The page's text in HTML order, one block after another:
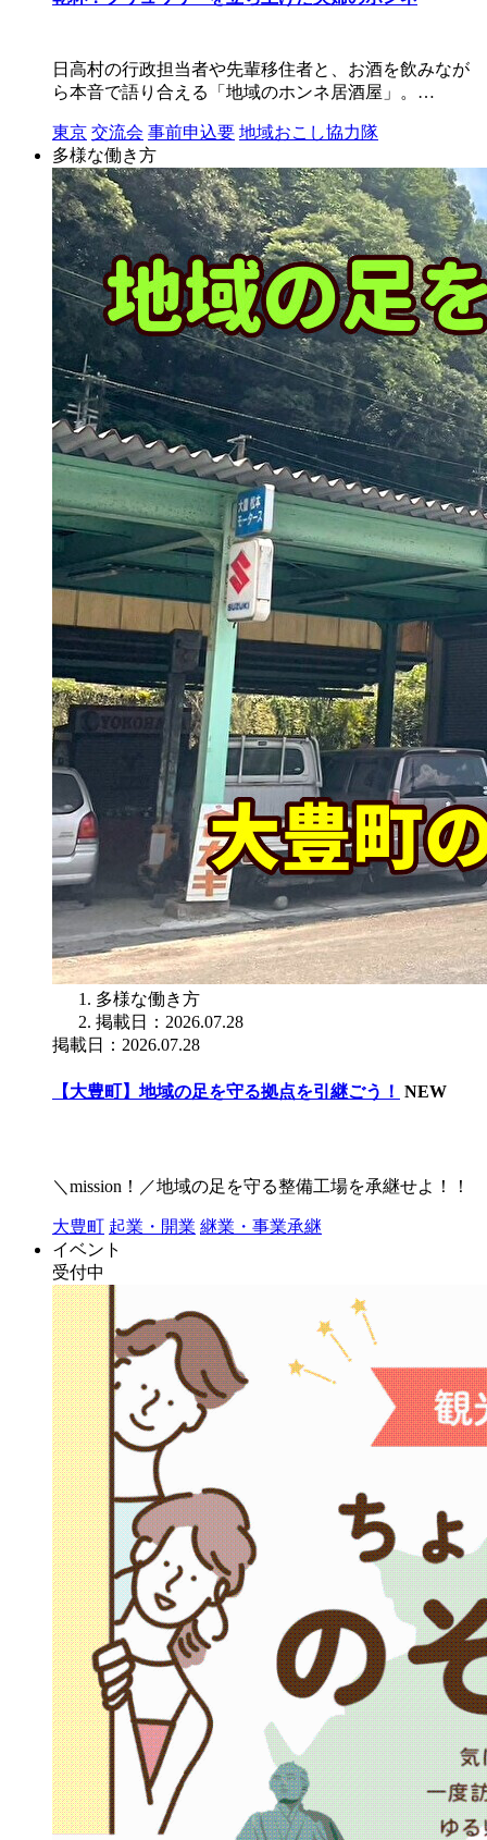
日高村の行政担当者や先輩移住者と、お酒を飲みなが
ら本音で語り合える「地域のホンネ居酒屋」。…
東京 交流会 事前申込要 地域おこし協力隊
多様な働き方
多様な働き方
掲載日：2026.07.28
掲載日：2026.07.28
【大豊町】地域の足を守る拠点を引継ごう！ NEW
＼mission！／地域の足を守る整備工場を承継せよ！！
大豊町 起業・開業 継業・事業承継
イベント
受付中